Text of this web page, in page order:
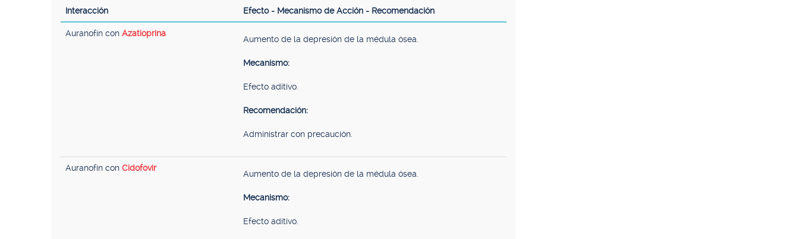
Interacción Efecto - Mecanismo de Acción - Recomendación
Auranofín con Azatioprina
Aumento de la depresión de la médula ósea.
Mecanismo:
Efecto aditivo.
Recomendación:
Administrar con precaución.
Auranofín con Cidofovir
Aumento de la depresión de la médula ósea.
Mecanismo:
Efecto aditivo.